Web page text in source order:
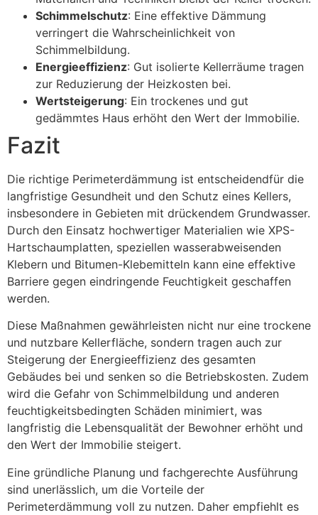
Schimmelschutz: Eine effektive Dämmung
verringert die Wahrscheinlichkeit von
Schimmelbildung.
Energieeffizienz: Gut isolierte Kellerräume tragen
zur Reduzierung der Heizkosten bei.
Wertsteigerung: Ein trockenes und gut
gedämmtes Haus erhöht den Wert der Immobilie.
Fazit
Die richtige Perimeterdämmung ist entscheidendfür die
langfristige Gesundheit und den Schutz eines Kellers,
insbesondere in Gebieten mit drückendem Grundwasser.
Durch den Einsatz hochwertiger Materialien wie XPS-
Hartschaumplatten, speziellen wasserabweisenden
Klebern und Bitumen-Klebemitteln kann eine effektive
Barriere gegen eindringende Feuchtigkeit geschaffen
werden.
Diese Maßnahmen gewährleisten nicht nur eine trockene
und nutzbare Kellerfläche, sondern tragen auch zur
Steigerung der Energieeffizienz des gesamten
Gebäudes bei und senken so die Betriebskosten. Zudem
wird die Gefahr von Schimmelbildung und anderen
feuchtigkeitsbedingten Schäden minimiert, was
langfristig die Lebensqualität der Bewohner erhöht und
den Wert der Immobilie steigert.
Eine gründliche Planung und fachgerechte Ausführung
sind unerlässlich, um die Vorteile der
Perimeterdämmung voll zu nutzen. Daher empfiehlt es